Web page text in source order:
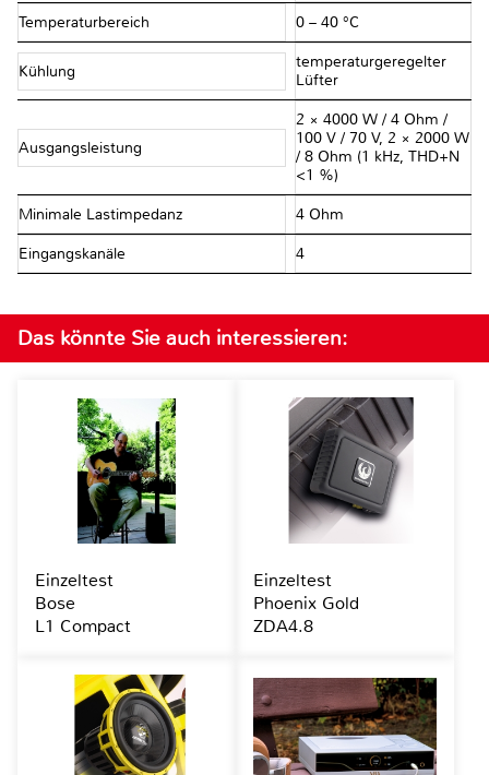
Temperaturbereich 0 – 40 °C
Kühlung
temperaturgeregelter
Lüfter
Ausgangsleistung
2 × 4000 W / 4 Ohm /
100 V / 70 V, 2 × 2000 W
/ 8 Ohm (1 kHz, THD+N
<1 %)
Minimale Lastimpedanz 4 Ohm
Eingangskanäle 4
Das könnte Sie auch interessieren:
Einzeltest
Bose
L1 Compact
Einzeltest
Phoenix Gold
ZDA4.8